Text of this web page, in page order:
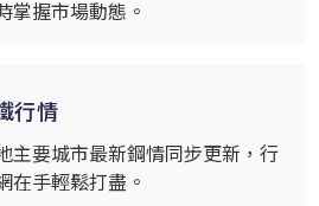
掌握市場動態。
行情
主要城市最新鋼情同步更新，行
在手輕鬆打盡。